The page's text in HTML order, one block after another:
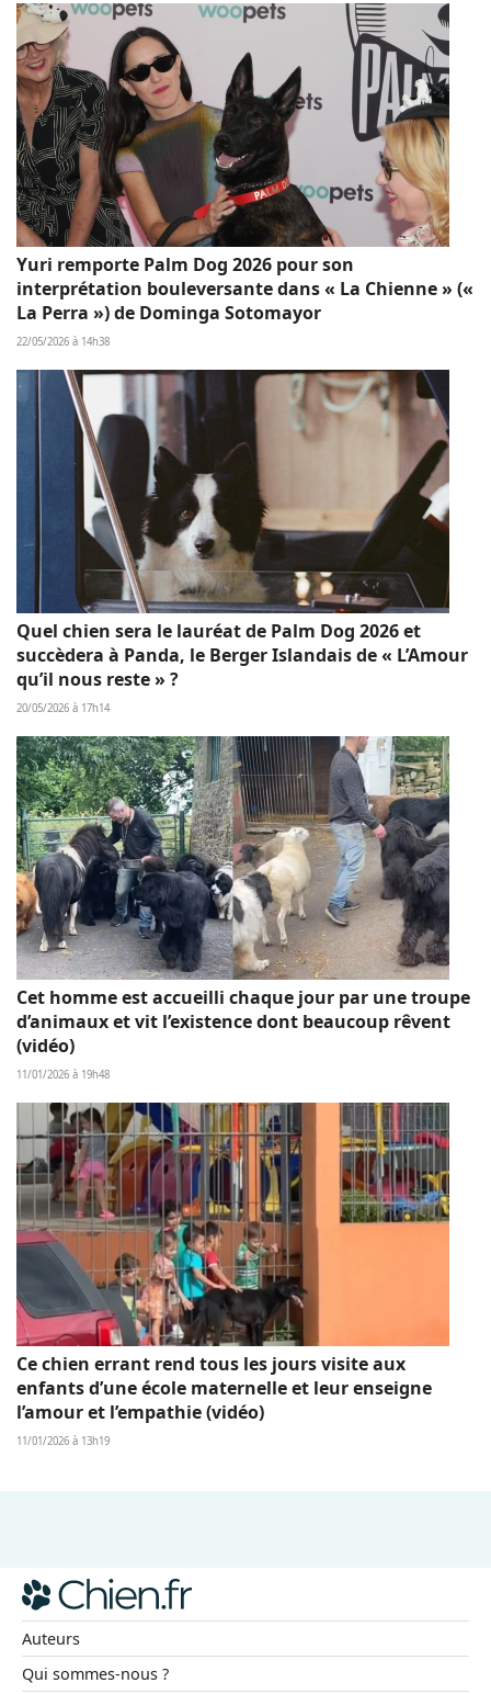
Yuri remporte Palm Dog 2026 pour son
interprétation bouleversante dans « La Chienne » («
La Perra ») de Dominga Sotomayor
22/05/2026 à 14h38
Quel chien sera le lauréat de Palm Dog 2026 et
succèdera à Panda, le Berger Islandais de « L’Amour
qu’il nous reste » ?
20/05/2026 à 17h14
Cet homme est accueilli chaque jour par une troupe
d’animaux et vit l’existence dont beaucoup rêvent
(vidéo)
11/01/2026 à 19h48
Ce chien errant rend tous les jours visite aux
enfants d’une école maternelle et leur enseigne
l’amour et l’empathie (vidéo)
11/01/2026 à 13h19
Auteurs
Qui sommes-nous ?